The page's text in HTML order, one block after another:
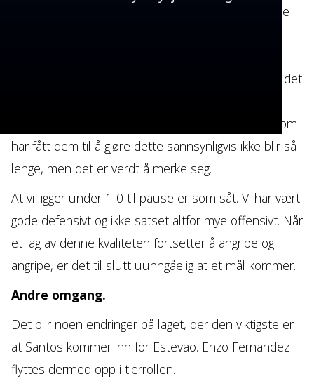
ikke har sett tidligere. Det er veldig spennende. Alle
motstanderne, og igjen er det noe som gir kampbildet
ønsker å se mer av. Det skal sies at manageren som
har fått dem til å gjøre dette sannsynligvis ikke blir så
lenge, men det er verdt å merke seg.
At vi ligger under 1-0 til pause er som såt. Vi har vært
gode defensivt og ikke satset altfor mye offensivt. Når
et lag av denne kvaliteten fortsetter å angripe og
angripe, er det til slutt uunngåelig at et mål kommer.
Andre omgang.
Det blir noen endringer på laget, der den viktigste er
at Santos kommer inn for Estevao. Enzo Fernandez
flyttes dermed opp i tierrollen.